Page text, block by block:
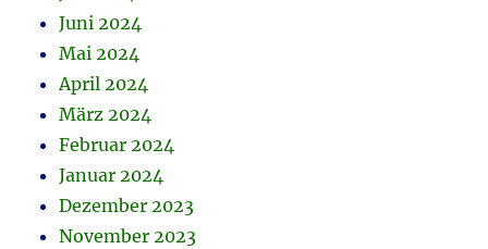
Juni 2024
Mai 2024
April 2024
März 2024
Februar 2024
Januar 2024
Dezember 2023
November 2023